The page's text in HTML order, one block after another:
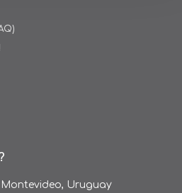
Montevideo, Uruguay